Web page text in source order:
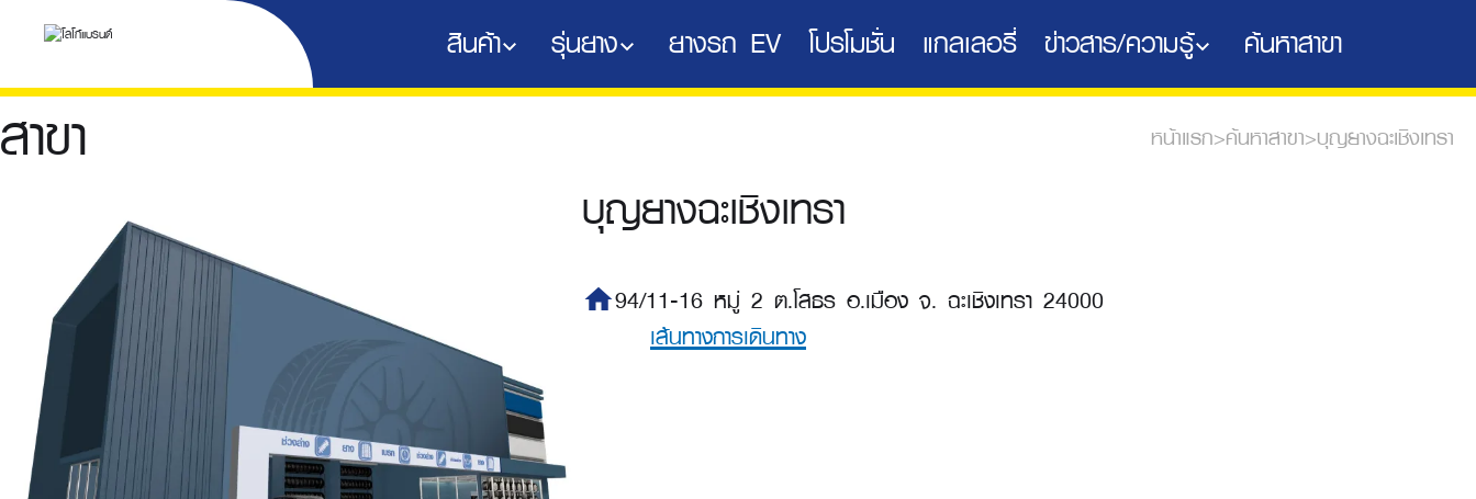
สินค้า รุ่นยาง ยางรถ EV โปรโมชั่น แกลเลอรี่ ข่าวสาร/ความรู้ ค้นหาสาขา
สาขา หน้าแรก>ค้นหาสาขา>บุญยางฉะเชิงเทรา
บุญยางฉะเชิงเทรา
home94/11-16 หมู่ 2 ต.โสธร อ.เมือง จ. ฉะเชิงเทรา 24000
เส้นทางการเดินทาง